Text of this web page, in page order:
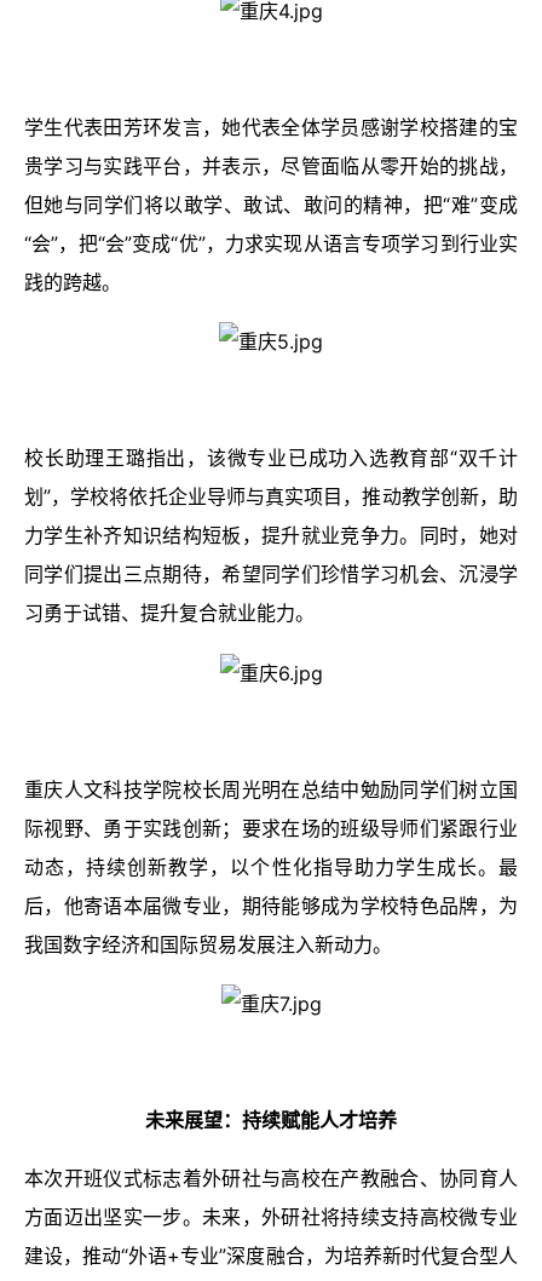
学生代表田芳环发言，她代表全体学员感谢学校搭建的宝
贵学习与实践平台，并表示，尽管面临从零开始的挑战，
但她与同学们将以敢学、敢试、敢问的精神，把“难”变成
“会”，把“会”变成“优”，力求实现从语言专项学习到行业实
践的跨越。
校长助理王璐指出，该微专业已成功入选教育部“双千计
划”，学校将依托企业导师与真实项目，推动教学创新，助
力学生补齐知识结构短板，提升就业竞争力。同时，她对
同学们提出三点期待，希望同学们珍惜学习机会、沉浸学
习勇于试错、提升复合就业能力。
重庆人文科技学院校长周光明在总结中勉励同学们树立国
际视野、勇于实践创新；要求在场的班级导师们紧跟行业
动态，持续创新教学，以个性化指导助力学生成长。最
后，他寄语本届微专业，期待能够成为学校特色品牌，为
我国数字经济和国际贸易发展注入新动力。
未来展望：持续赋能人才培养
本次开班仪式标志着外研社与高校在产教融合、协同育人
方面迈出坚实一步。未来，外研社将持续支持高校微专业
建设，推动“外语+专业”深度融合，为培养新时代复合型人